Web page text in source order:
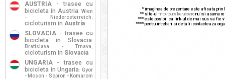
* imaginea de prezentare este afisata prin
** site-ul mtb-tours.kerucov.ronu isi asuma
*** este posibil ca link-ul de mai sus sa fie
**** pentru intrebari si detalii contacteaza
AUSTRIA - trasee cu
bicicleta in Austria: Wien
- Niederosterreich ,
cicloturism in Austria
SLOVACIA - trasee cu
bicicleta in Slovacia:
Bratislava - Trnava ,
cicloturism in Slovacia
UNGARIA - trasee cu
bicicleta in Ungaria: Gyor
- Moson - Sopron - Komarom